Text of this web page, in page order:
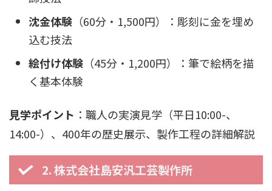
沈金体験 （60分・1,500円）：彫刻に金を埋め
込む技法
絵付け体験 （45分・1,200円）：筆で絵柄を描
く基本体験
見学ポイント ：職人の実演見学（平日10:00-、
14:00-）、400年の歴史展示、製作工程の詳細解説
2. 株式会社島安汎工芸製作所